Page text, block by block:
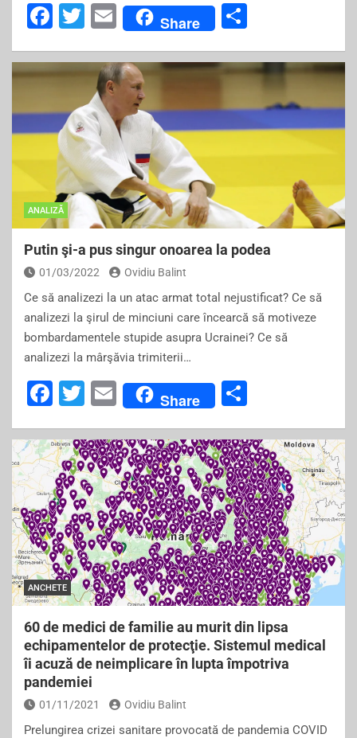
F
c
e
b
o
o
k
T
tt
er
E
m
ai
l
Share
ar
e
ANALIZĂ
Putin şi-a pus singur onoarea la podea
01/03/2022 Ovidiu Balint
Ce să analizezi la un atac armat total nejustificat? Ce să
analizezi la şirul de minciuni care încearcă să motiveze
bombardamentele stupide asupra Ucrainei? Ce să
analizezi la mârşăvia trimiterii…
F
c
e
b
o
o
k
T
tt
er
E
m
ai
l
Share
ar
e
ANCHETE
60 de medici de familie au murit din lipsa
echipamentelor de protecţie. Sistemul medical
îi acuză de neimplicare în lupta împotriva
pandemiei
01/11/2021 Ovidiu Balint
Prelungirea crizei sanitare provocată de pandemia COVID